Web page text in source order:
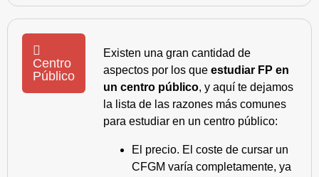
Centro
Público
Existen una gran cantidad de
aspectos por los que estudiar FP en
un centro público, y aquí te dejamos
la lista de las razones más comunes
para estudiar en un centro público:
El precio. El coste de cursar un
CFGM varía completamente, ya